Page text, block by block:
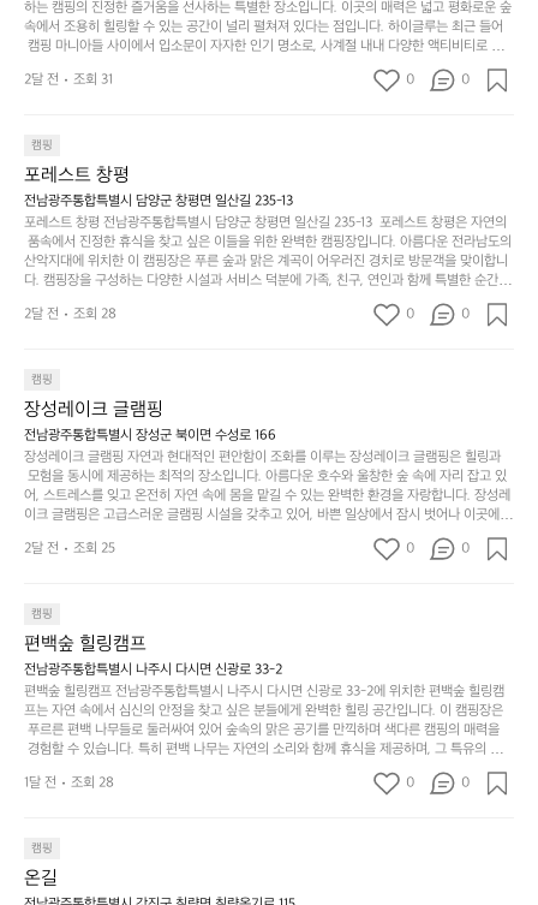
걸
리
는
순
다.
그
럴
때
는
차
을
가
려
보
세
요.
튼
을
조
용
히
니
다.
일
상
에
고
다
니
고
싶
어
는
크
기,
무
게,
이
의
아
주
미
하
고,
단
순
하
하
지
않
은
디
자
웃
도
어
의
경
럽
게
이
어
주
리
해
변
캠
핑!
무
좋
네
요
이
이
라
고
해
야
하
리
를
잡
았
는
하는 캠핑의 진정한 즐거움을 선사하는 특별한 장소입니다. 이곳의 매력은 넓고 평화로운 숲
속에서 조용히 힐링할 수 있는 공간이 널리 펼쳐져 있다는 점입니다. 하이글루는 최근 들어
캠핑 마니아들 사이에서 입소문이 자자한 인기 명소로, 사계절 내내 다양한 액티비티로 방
문객들을 맞이합니다. 특히, 하이글루의 독특한 시설인 글램핑 텐트는 고객들에게 아늑한 잠
자리를 제공하며, 캠핑의 매력을 한층 더해 줍니다. 밖에서는 자연의 소리를 들으며, 내부에
함께 좋은 시간을 보낼 수 있다는 것입니다. 또한, 하이글루 인근에는 다양한 트레킹 코스와
자전거 도로가 있어 아웃도어 활동을 좋아하는 이들에게 더욱 참조할 만한 장소가 됩니다.
담양의 아름다운 자연과 함께, 건강한 레저 활동을 즐기며 행복한 캠핑 경험을 쌓으실 수 있
습니다. 하이글루에서 특별한 순간을 만끽해보세요. 따뜻한 햇살과 함께하는 아침, 상징적인
담양의 죽녹원과 함께 어우러진 저녁, 그리고 고요한 밤하늘 아래에서 별을 바라보며 나누는
이야기들은 여러분의 캠핑 여행을 더욱 특별하게 만들어 줄 것입니다.  인기 정도: ★★★★
★
2달 전 조회 31 0 0
캠핑
포레스트 창평
전남광주통합특별시 담양군 창평면 일산길 235-13
포레스트 창평 전남광주통합특별시 담양군 창평면 일산길 235-13  포레스트 창평은 자연의
품속에서 진정한 휴식을 찾고 싶은 이들을 위한 완벽한 캠핑장입니다. 아름다운 전라남도의
산악지대에 위치한 이 캠핑장은 푸른 숲과 맑은 계곡이 어우러진 경치로 방문객을 맞이합니
다. 캠핑장을 구성하는 다양한 시설과 서비스 덕분에 가족, 친구, 연인과 함께 특별한 순간을
만들어갈 수 있는 최적의 공간이 됩니다.  포레스트 창평은 주말마다 직접 재배한 신선한 농
산물을 제공하는 캠핑장으로, 현지에서만 느낄 수 있는 자연의 맛을 경험할 수 있습니다. 또
으며 깊은 숙면을 취할 수 있는 기회를 제공합니다.  이곳은 자연과의 완벽한 조화를 이루며,
다채로운 야외 활동을 제공합니다. 특히 어린이들은 안전하게 놀 수 있는 놀이시설이 마련
되어 있어 부모님들과 함께 즐거운 시간을 보낼 수 있습니다. 주변의 다양한 관광지와 먹거
리를 탐험하는 재미도 포레스트 창평의 매력 중 하나입니다.  또한, 캠핑장을 방문한 후 지속
적으로 재방문하는 이들이 많아 인기가 날로 상승하고 있습니다. 포레스트 창평은 단순한 캠
핑 그 이상을 제공하며, 자연을 사랑하는 모든 이들에게 꼭 한번 경험해봐야 할 장소로 자리
잡았습니다.  인기 정도: ★★★★★
2달 전 조회 28 0 0
캠핑
장성레이크 글램핑
전남광주통합특별시 장성군 북이면 수성로 166
장성레이크 글램핑 자연과 현대적인 편안함이 조화를 이루는 장성레이크 글램핑은 힐링과
모험을 동시에 제공하는 최적의 장소입니다. 아름다운 호수와 울창한 숲 속에 자리 잡고 있
어, 스트레스를 잊고 온전히 자연 속에 몸을 맡길 수 있는 완벽한 환경을 자랑합니다. 장성레
이크 글램핑은 고급스러운 글램핑 시설을 갖추고 있어, 바쁜 일상에서 잠시 벗어나 이곳에
오면 사치스러운 휴식이 가능해집니다. 독립된 텐트에서 제공되는 특별한 불멍 공간은 소중
한 사람과 함께 따뜻한 이야기를 나눌 수 있는 소중한 시간을 만들어 줍니다. 또한, 주변의 자
을 창출하는 시간이 될 것입니다. 특히 식사를 좋아하는 분들에게는 매주 특별한 바비큐 파
티와 지역에서 나는 신선한 재료로 만든 다양한 요리를 제공하여 미각을 만족시켜 줍니다.
장성레이크 글램핑은 그 아름다운 경관과 최고 품질의 시설 덕분에 최근 몇 년 사이에 특히
주목받고 있는 캠핑장 중 하나입니다. 주말이면 방문객이 가득해 예약이 빠르게 차는 만큼
미리 일정을 계획하시는 것이 좋습니다. 나만의 프라이빗한 공간에서 가족 및 사랑하는 사
람들과 함께하세요. 당신의 대자연 속 힐링을 기다리는 장성레이크 글램핑은 언젠가 반드시
방문해봐야 할 명소로 자리매김하였습니다. 인기 정도: ★★★★★
2달 전 조회 25 0 0
캠핑
편백숲 힐링캠프
전남광주통합특별시 나주시 다시면 신광로 33-2
편백숲 힐링캠프 전남광주통합특별시 나주시 다시면 신광로 33-2에 위치한 편백숲 힐링캠
프는 자연 속에서 심신의 안정을 찾고 싶은 분들에게 완벽한 힐링 공간입니다. 이 캠핑장은
푸르른 편백 나무들로 둘러싸여 있어 숲속의 맑은 공기를 만끽하며 색다른 캠핑의 매력을
경험할 수 있습니다. 특히 편백 나무는 자연의 소리와 함께 휴식을 제공하며, 그 특유의 아로
마향이 심리적 안정감을 가져다줍니다. 이곳에서 아침 햇살을 맞으며 조용한 숲속에서의 커
피 한 잔은 그 어떤 도시의 카페에서 느끼기 힘든 특별함을 선사합니다. 편백숲 힐링캠프는
즐길 수 있는 기회도 많은데, 자전거를 타거나 숲속을 거닐며 다양한 생태계를 체험해보는
것도 일상의 스트레스를 잊게 해줍니다. 또한, 캠프파이어를 즐기며 별빛 아래서 시간을 보
내는 것은 일상에서 벗어나 새로운 여유를 찾는 방법입니다. 운영자는 항상 방문객의 편안함
1달 전 조회 28 0 0
캠핑
온길